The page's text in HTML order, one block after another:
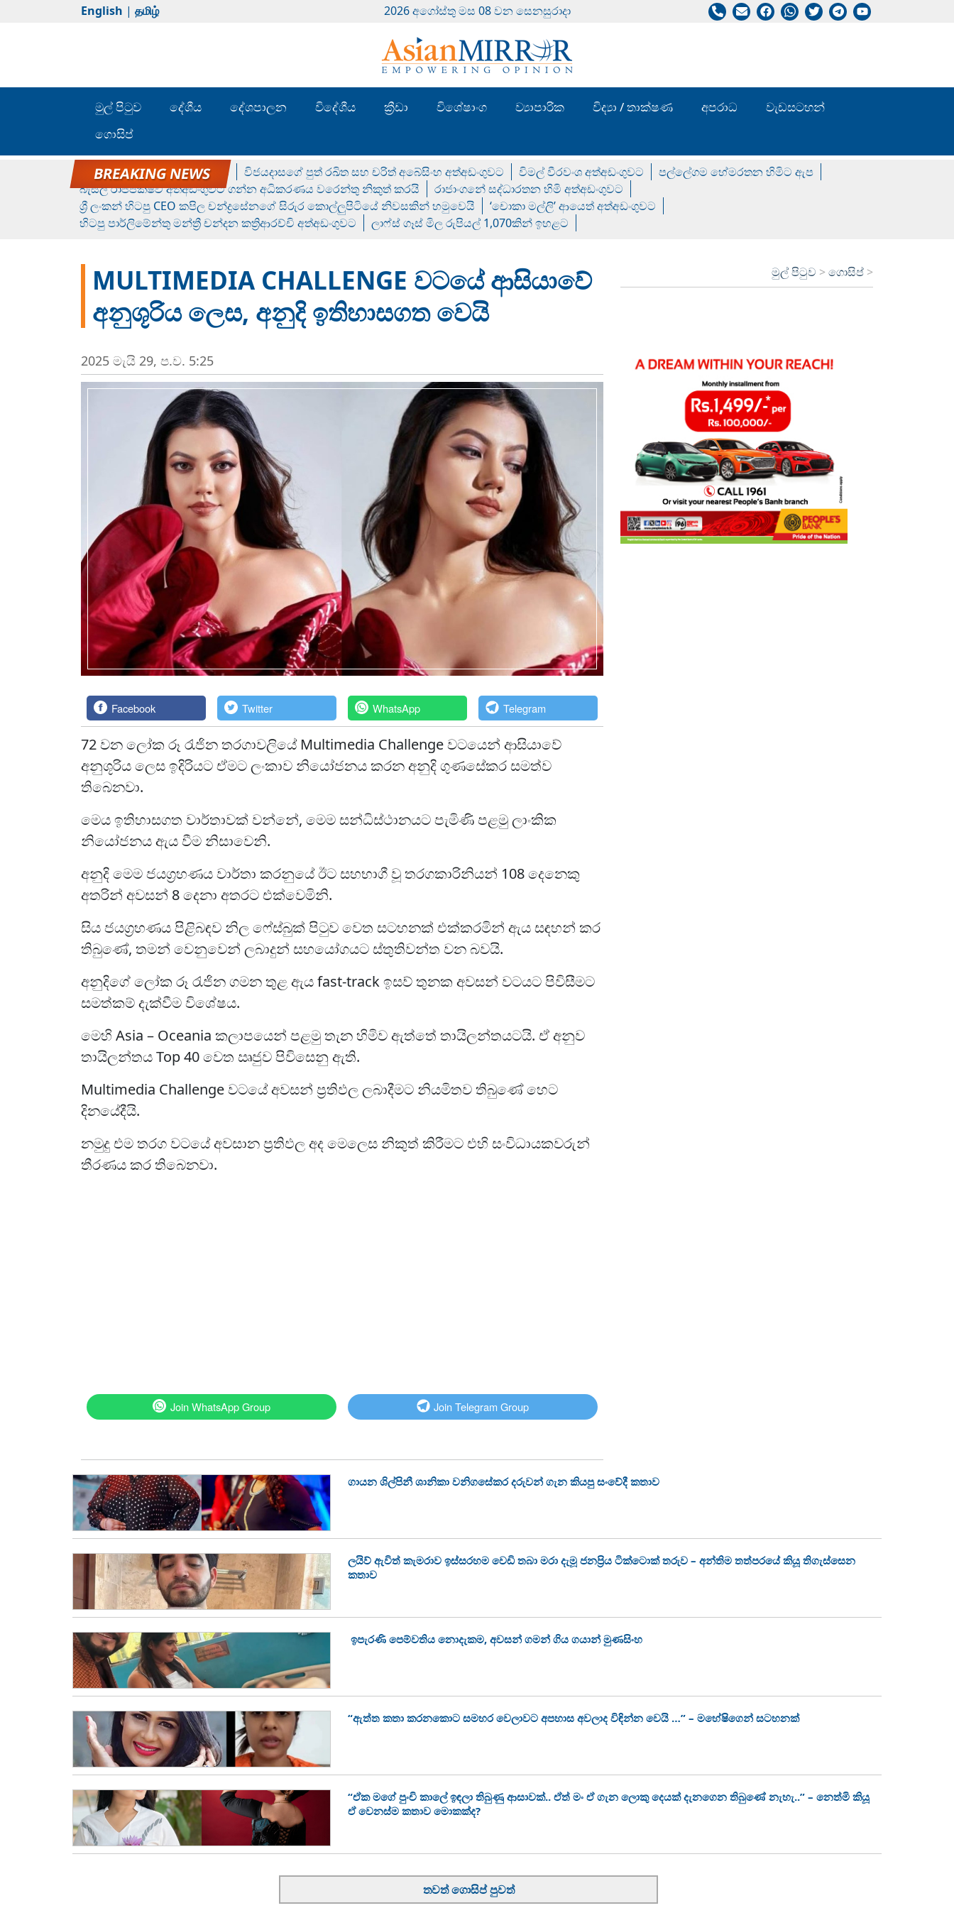
English | தமிழ் 2026 අගෝස්‍තු මස 08 වන සෙනසුරාදා
මුල් පිටුව දේශීය දේශපාලන විදේශීය ක්‍රීඩා විශේෂාංග ව්‍යාපාරික විද්‍යා / තාක්ෂණ අපරාධ
වැඩසටහන්
ගොසිප්
රන් ගෙනා රුමේෂ්ගේ හෙල්ලය විජයදාසගේ පුත් රඛිත සහ චරිත් අබේසිංහ අත්අඩංගුවට විමල් වීරවංශ අත්අඩංගුවට
පල්ලේගම හේමරතන හිමිට ඇප
බැසිල් රාජපක්ෂව අත්අඩංගුවට ගන්න අධිකරණය වරෙන්තු නිකුත් කරයි
රාජාංගනේ සද්ධාරතන හිමි අත්අඩංගුවට
ශ්‍රී ලංකන් හිටපු CEO කපිල චන්ද්‍රසේනගේ සිරුර කොල්ලුපිටියේ නිවසකින් හමුවෙයි
‘චොකා මල්ලි’ ආයෙත් අත්අඩංගුවට
හිටපු පාර්ලිමේන්තු මන්ත්‍රී චන්දන කත්‍රිආරච්චි අත්අඩංගුවට
ලාෆ්ස් ගෑස් මිල රුපියල් 1,070කින් ඉහළට
MULTIMEDIA CHALLENGE වටයේ ආසියාවේ
අනුශූරිය ලෙස, අනුදි ඉතිහාසගත වෙයි
මුල් පිටුව >ගොසිප් >
2025 මැයි 29, ප.ව. 5:25
Facebook Twitter WhatsApp Telegram
72 වන ලෝක රූ රැජින තරගාවලියේ Multimedia Challenge වටයෙන් ආසියාවේ
අනුශූරිය ලෙස ඉදිරියට ඒමට ලංකාව නියෝජනය කරන අනුදි ගුණසේකර සමත්ව
තිබෙනවා.
මෙය ඉතිහාසගත වාර්තාවක් වන්නේ, මෙම සන්ධිස්ථානයට පැමිණි පළමු ලාංකික
නියෝජනය ඇය වීම නිසාවෙනි.
අනුදි මෙම ජයග්‍රහණය වාර්තා කරනුයේ ඊට සහභාගී වූ තරගකාරිනියන් 108 දෙනෙකු
අතරින් අවසන් 8 දෙනා අතරට එක්වෙමිනි.
සිය ජයග්‍රහණය පිළිබඳව නිල ෆේස්බුක් පිටුව වෙත සටහනක් එක්කරමින් ඇය සඳහන් කර
තිබුණේ, තමන් වෙනුවෙන් ලබාදුන් සහයෝගයට ස්තුතිවන්ත වන බවයි.
අනුදිගේ ලෝක රූ රැජින ගමන තුළ ඇය fast-track ඉසව් තුනක අවසන් වටයට පිවිසීමට
සමත්කම් දැක්වීම විශේෂය.
මෙහි Asia – Oceania කලාපයෙන් පළමු තැන හිමිව ඇත්තේ තායිලන්තයට‍යි. ඒ අනුව
තායිලන්තය Top 40 වෙත ඍජුව පිවිසෙනු ඇති.
Multimedia Challenge වටයේ අවසන් ප්‍රතිඵල ලබාදීමට නියමිතව තිබුණේ හෙට
දිනයේදීයි.
නමුදු එම තරග වටයේ අවසාන ප්‍රතිඵල අද මෙලෙස නිකුත් කිරීමට එහි සංවිධායකවරුන්
තීරණය කර තිබෙනවා.
Join WhatsApp Group Join Telegram Group
ගායන ශිල්පිනී ශානිකා වනිගසේකර දරුවන් ගැන කියපු සංවේදී කතාව
ලයිව් ඇවිත් කැමරාව ඉස්සරහම වෙඩි තබා මරා දැමූ ජනප්‍රිය ටික්ටොක් තරුව – අන්තිම තත්පරයේ කියූ තිගැස්සෙන
කතාව
ඉපැරණි පෙම්වතිය නොදැකම, අවසන් ගමන් ගිය ගයාන් මුණසිංහ
“ඇත්ත කතා කරනකොට සමහර වෙලාවට අපහාස අවලාද විඳින්න වෙයි …” – මහේෂිගෙන් සටහනක්
“ඒක මගේ පුංචි කාලේ ඉඳලා තිබුණු ආසාවක්.. ඒත් මං ඒ ගැන ලොකු දෙයක් දැනගෙන තිබුණේ නැහැ..” – නෙත්මි කියූ
ඒ වෙනස්ම කතාව මොකක්ද?
තවත් ගොසිප් පුවත්